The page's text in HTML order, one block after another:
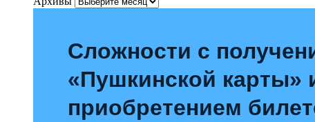
Сложности с
«Пушкинской карты»
приобретением